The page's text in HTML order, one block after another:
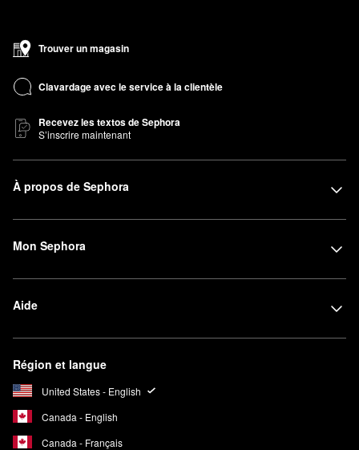
Trouver un magasin
Clavardage avec le service à la clientèle
Recevez les textos de Sephora
S’inscrire maintenant
À propos de Sephora
Mon Sephora
Aide
Région et langue
United States - English
Canada - English
Canada - Français